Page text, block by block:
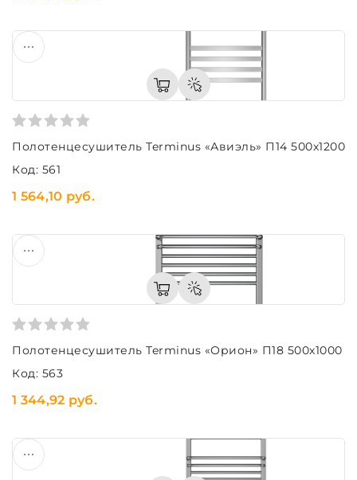
Полотенцесушитель Terminus «Авиэль» П14 500х1200
Код: 561
1 564,10 руб.
Полотенцесушитель Terminus «Орион» П18 500х1000
Код: 563
1 344,92 руб.